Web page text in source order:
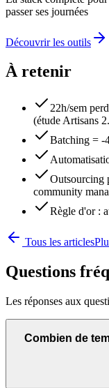
passer ses journées
Découvrir les outils
À retenir
22h/sem
(étude Artisans
Batching = -
Outsourcing
community
Règle d'or :
Tous les articles
Questions
Les réponses aux
Combien de